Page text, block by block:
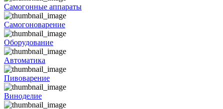
Самогонные аппараты
Самогоноварение
Оборудование
Автоматика
Пивоварение
Виноделие